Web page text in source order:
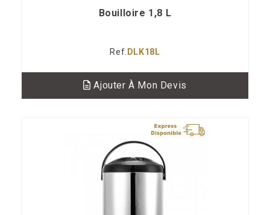
Bouilloire 1,8 L
Ref. DLK18L
Ajouter À Mon Devis